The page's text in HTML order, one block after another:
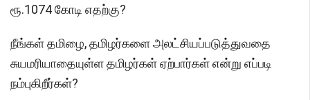
ரூ.1074 கோடி எதற்கு?
நீங்கள் தமிழை, தமிழர்களை அலட்சியப்படுத்துவதை
சுயமரியாதையுள்ள தமிழர்கள் ஏற்பார்கள் என்று எப்படி
நம்புகிறீர்கள்?